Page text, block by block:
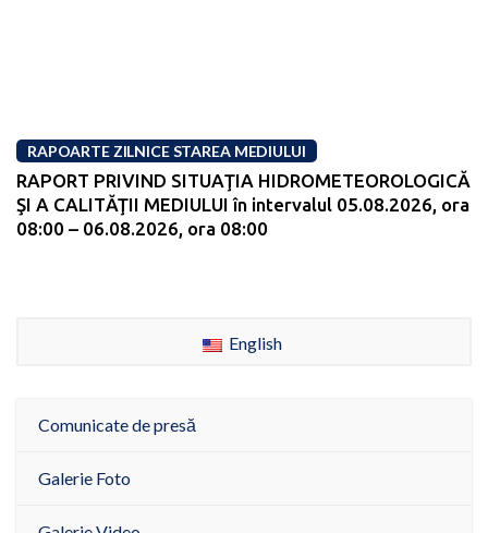
RAPOARTE ZILNICE STAREA MEDIULUI
RAPORT PRIVIND SITUAŢIA HIDROMETEOROLOGICĂ
ŞI A CALITĂŢII MEDIULUI în intervalul 05.08.2026, ora
08:00 – 06.08.2026, ora 08:00
English
Comunicate de presă
Galerie Foto